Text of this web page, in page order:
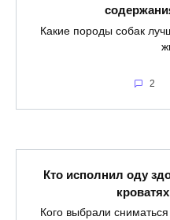
Какие породы собак
2
Кто исполнил оду
Кого выбрали